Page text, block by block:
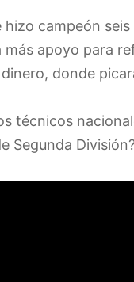
campeón
apoyo para
donde
técnicos
Segunda División?